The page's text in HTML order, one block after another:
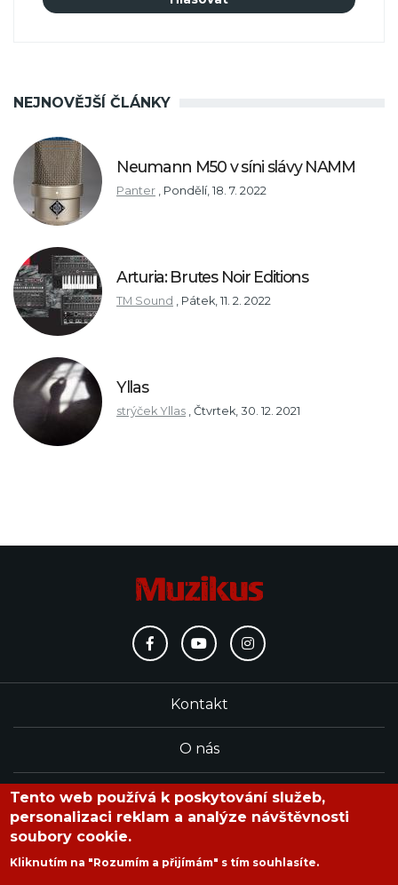
NEJNOVĚJŠÍ ČLÁNKY
Neumann M50 v síni slávy NAMM
Panter , Pondělí, 18. 7. 2022
Arturia: Brutes Noir Editions
TM Sound , Pátek, 11. 2. 2022
Yllas
strýček Yllas , Čtvrtek, 30. 12. 2021
Kontakt
O nás
Redakce
Tento web používá k poskytování služeb,
personalizaci reklam a analýze návštěvnosti
soubory cookie.
Kliknutím na "Rozumím a přijímám" s tím souhlasíte.